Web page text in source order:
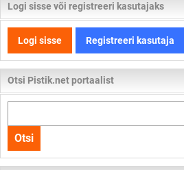
Logi sisse või registreeri kasutajaks
Logi sisse Registreeri kasutaja
Otsi Pistik.net portaalist
kogu
lehelt
Otsi